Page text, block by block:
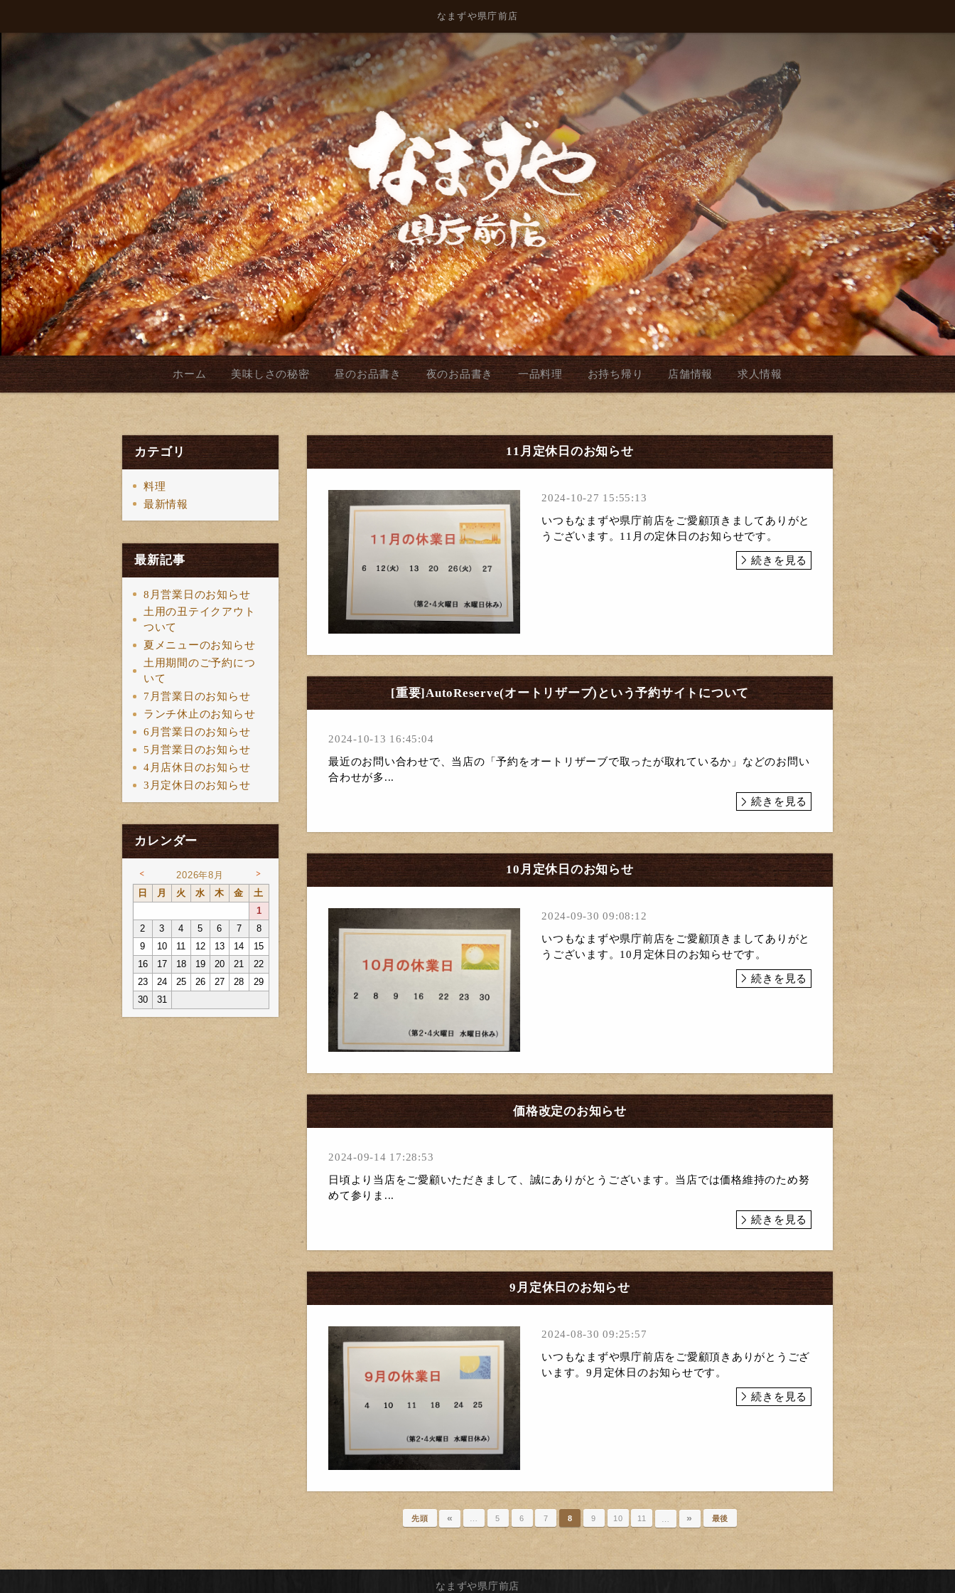
なまずや県庁前店
ホーム 美味しさの秘密 昼のお品書き 夜のお品書き 一品料理 お持ち帰り 店舗情報 求人情報
カテゴリ
料理
最新情報
最新記事
8月営業日のお知らせ
土用の丑テイクアウト
ついて
夏メニューのお知らせ
土用期間のご予約につ
いて
7月営業日のお知らせ
ランチ休止のお知らせ
6月営業日のお知らせ
5月営業日のお知らせ
4月店休日のお知らせ
3月定休日のお知らせ
カレンダー
< 2026年8月 >
日 月 火 水 木 金
土
1
2
3 4 5 6 7
8
9
10 11 12 13 14
15
16
17 18 19 20 21
22
23
24 25 26 27 28
29
30
31
11月定休日のお知らせ
2024-10-27 15:55:13
いつもなまずや県庁前店をご愛顧頂きましてありがと
うございます。11月の定休日のお知らせです。
続きを見る
[重要]AutoReserve(オートリザーブ)という予約サイトについて
2024-10-13 16:45:04
最近のお問い合わせで、当店の「予約をオートリザーブで取ったが取れているか」などのお問い
合わせが多...
続きを見る
10月定休日のお知らせ
2024-09-30 09:08:12
いつもなまずや県庁前店をご愛顧頂きましてありがと
うございます。10月定休日のお知らせです。
続きを見る
価格改定のお知らせ
2024-09-14 17:28:53
日頃より当店をご愛顧いただきまして、誠にありがとうございます。当店では価格維持のため努
めて参りま...
続きを見る
9月定休日のお知らせ
2024-08-30 09:25:57
いつもなまずや県庁前店をご愛顧頂きありがとうござ
います。9月定休日のお知らせです。
続きを見る
先頭 « 5 6 7 8 9 10 11 » 最後
なまずや県庁前店